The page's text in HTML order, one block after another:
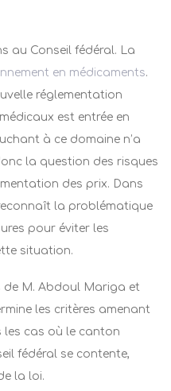
au Conseil fédéral. La
en médicaments.
réglementation
est entrée en
à ce domaine n’a
la question des risques
des prix. Dans
la problématique
pour éviter les
situation.
de M. Abdoul Mariga et
les critères amenant
les cas où le canton
fédéral se contente,
la loi.